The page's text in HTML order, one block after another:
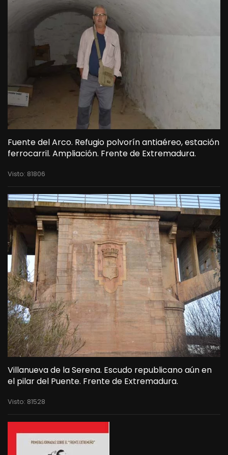
Fuente del Arco. Refugio polvorín antiaéreo, estación
ferrocarril. Ampliación. Frente de Extremadura.
Visto: 81806
Villanueva de la Serena. Escudo republicano aún en
el pilar del Puente. Frente de Extremadura.
Visto: 81528